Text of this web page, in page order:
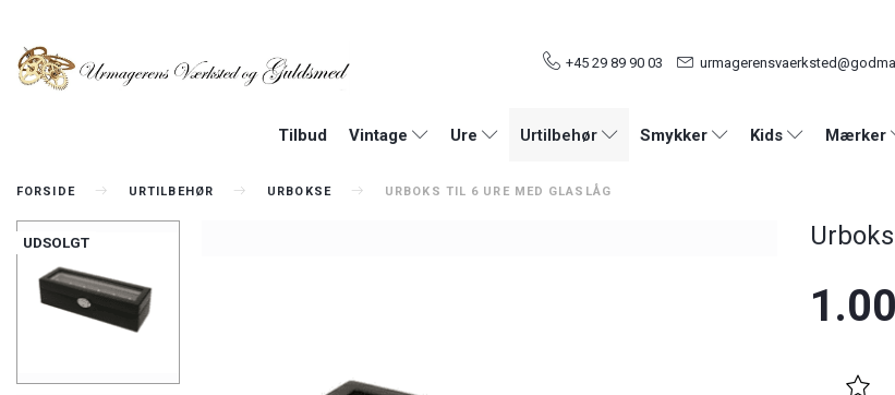
+45 29 89 90 03
Tilbud Vintage Ure Urtilbehør Smykker Kids Mærker
FORSIDE URTILBEHØR URBOKSE URBOKS TIL 6 URE MED GLASLÅG
UDSOLGT